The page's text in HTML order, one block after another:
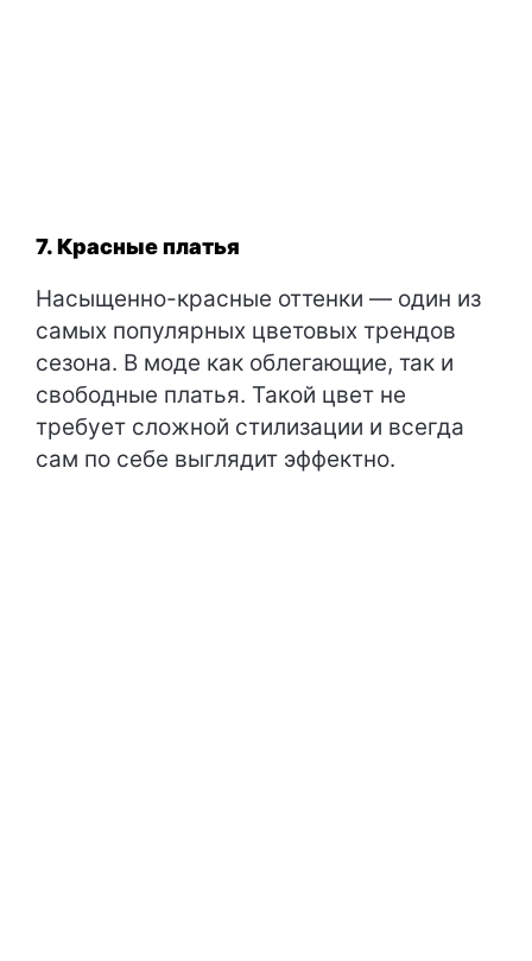
7. Красные платья
Насыщенно-красные оттенки — один из
самых популярных цветовых трендов
сезона. В моде как облегающие, так и
свободные платья. Такой цвет не
требует сложной стилизации и всегда
сам по себе выглядит эффектно.